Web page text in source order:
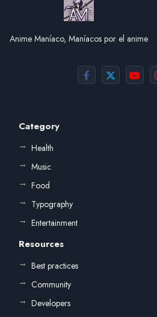
Anime Maníaco, Maníacos por el anime
Category
Health
Music
Food
Typography
Entertainment
Resources
Best practices
Community
Developers